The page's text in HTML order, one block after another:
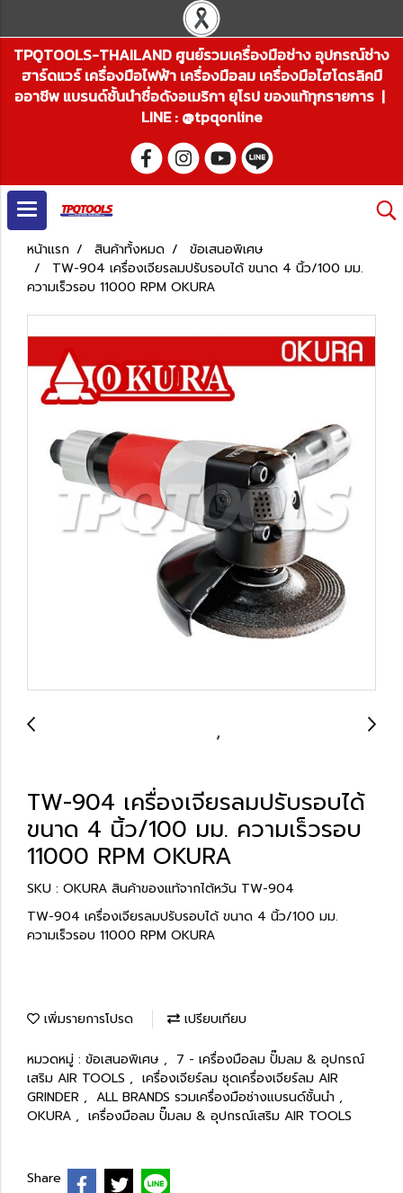
TPQTOOLS-THAILAND ศูนย์รวมเครื่องมือช่าง อุปกรณ์ช่าง
ฮาร์ดแวร์ เครื่องมือไฟฟ้า เครื่องมือลม เครื่องมือไฮโดรลิคมื
ออาชีพ แบรนด์ชั้นนำชื่อดังอเมริกา ยุโรป ของแท้ทุกรายการ |
LINE : @tpqonline
หน้าแรก สินค้าทั้งหมด
ข้อเสนอพิเศษ
TW-904 เครื่องเจียรลมปรับรอบได้ ขนาด 4 นิ้ว/100 มม.
ความเร็วรอบ 11000 RPM OKURA
TW-904 เครื่องเจียรลมปรับรอบได้
ขนาด 4 นิ้ว/100 มม. ความเร็วรอบ
11000 RPM OKURA
SKU : OKURA สินค้าของแท้จากไต้หวัน TW-904
TW-904 เครื่องเจียรลมปรับรอบได้ ขนาด 4 นิ้ว/100 มม.
ความเร็วรอบ 11000 RPM OKURA
เพิ่มรายการโปรด เปรียบเทียบ
หมวดหมู่ : ข้อเสนอพิเศษ , 7 - เครื่องมือลม ปั๊มลม & อุปกรณ์
เสริม AIR TOOLS , เครื่องเจียร์ลม ชุดเครื่องเจียร์ลม AIR
GRINDER , ALL BRANDS รวมเครื่องมือช่างแบรนด์ชั้นนำ ,
OKURA , เครื่องมือลม ปั๊มลม & อุปกรณ์เสริม AIR TOOLS
Share